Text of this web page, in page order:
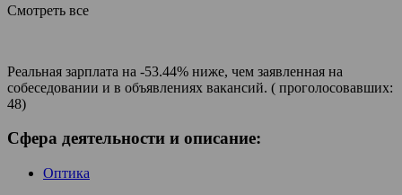
Смотреть все
Реальная зарплата на -53.44% ниже, чем заявленная на
собеседовании и в объявлениях вакансий. ( проголосовавших:
48)
Сфера деятельности и описание:
Оптика